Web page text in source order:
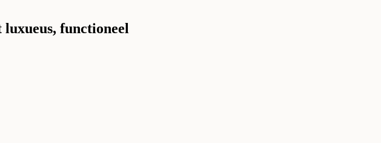
luxueus, functioneel